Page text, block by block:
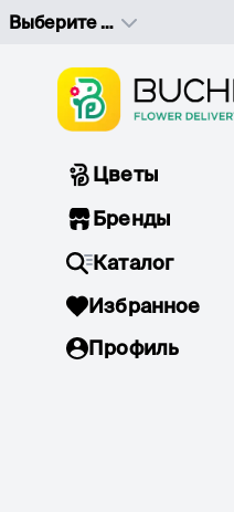
Выберите адрес доставки
Цветы
Бренды
Каталог
Избранное
Профиль